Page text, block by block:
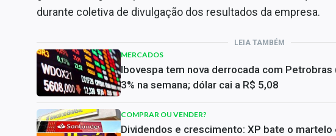
durante coletiva de divulgação dos resultados da empresa.
LEIA TAMBÉM
MERCADOS
Ibovespa tem nova derrocada com Petrobras
3% na semana; dólar cai a R$ 5,08
COMPRAR OU VENDER?
Dividendos e crescimento: XP bate o